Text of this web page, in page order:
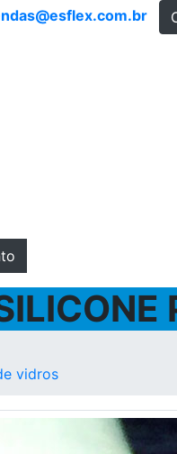
vidros